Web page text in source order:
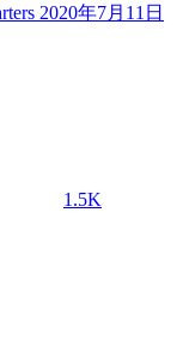
2020年7月11日
1.5K